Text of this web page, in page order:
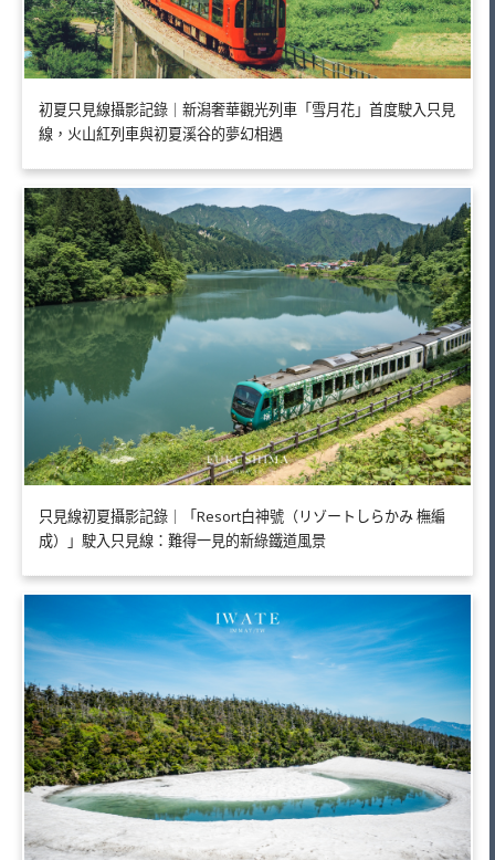
初夏只見線攝影記錄｜新潟奢華觀光列車「雪月花」首度駛入只見
線，火山紅列車與初夏溪谷的夢幻相遇
只見線初夏攝影記錄｜「Resort白神號（リゾートしらかみ 橅編
成）」駛入只見線：難得一見的新綠鐵道風景